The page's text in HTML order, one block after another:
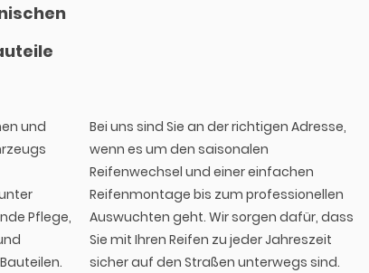
und
Pflege,
Bei uns sind Sie an der richtigen Adresse,
wenn es um den saisonalen
Reifenwechsel und einer einfachen
Reifenmontage bis zum professionellen
Auswuchten geht. Wir sorgen dafür, dass
Sie mit Ihren Reifen zu jeder Jahreszeit
sicher auf den Straßen unterwegs sind.